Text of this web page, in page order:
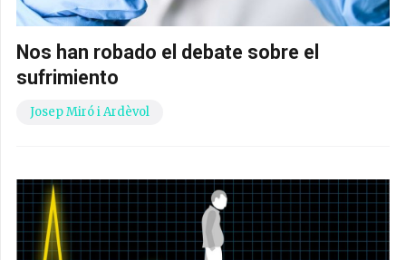
Nos han robado el debate sobre el
sufrimiento
Josep Miró i Ardèvol